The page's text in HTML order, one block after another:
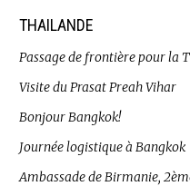
THAILANDE
Passage de frontière pour la
Visite du Prasat Preah Vihar
Bonjour Bangkok!
Journée logistique à Bangkok
Ambassade de Birmanie,